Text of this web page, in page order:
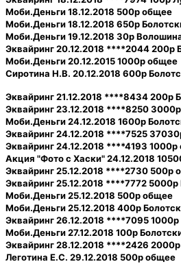
Моби.Деньги 18.12.2018 500р общее
Моби.Деньги 18.12.2018 650р
Моби.Деньги 19.12.2018 30р
Эквайринг 20.12.2018 ****2044 200р
Моби.Деньги 20.12.2015 1000р общее
Сиротина Н.В. 20.12.2018 600р
Эквайринг 21.12.2018 ****8434 200р
Эквайринг 23.12.2018 ****8250
Моби.Деньги 24.12.2018 1600р
Эквайринг 24.12.2018 ****7525
Эквайринг 24.12.2018 ****4193
Акция "Фото с Хаски" 24.12.2018
Эквайринг 25.12.2018 ****2730 500р
Эквайринг 25.12.2018 ****7772 5000р
Моби.Деньги 25.12.2018 500р общее
Моби.Деньги 25.12.2018 400р
Эквайринг 26.12.2018 ****7095
Моби.Деньги 27.12.2018 100р
Эквайринг 28.12.2018 ****2426
Леготина Е.С. 29.12.2018 500р общее